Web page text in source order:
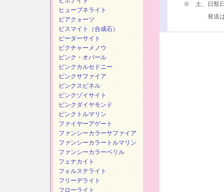
※ 土、日祭日
発送は、
ヒューブネライト
ビアクォーツ
ビスマイト（合成石）
ピーターサイト
ピクチャーメノウ
ピンク・オパール
ピンクカルセドニー
ピンクサファイア
ピンクスピネル
ピンクゾイサイト
ピンクダイヤモンド
ピンクトルマリン
ファイヤーアゲート
ファンシーカラーサファイア
ファンシーカラートルマリン
ファンシーカラーベリル
フェナカイト
フォルステライト
フリーデライト
フローライト